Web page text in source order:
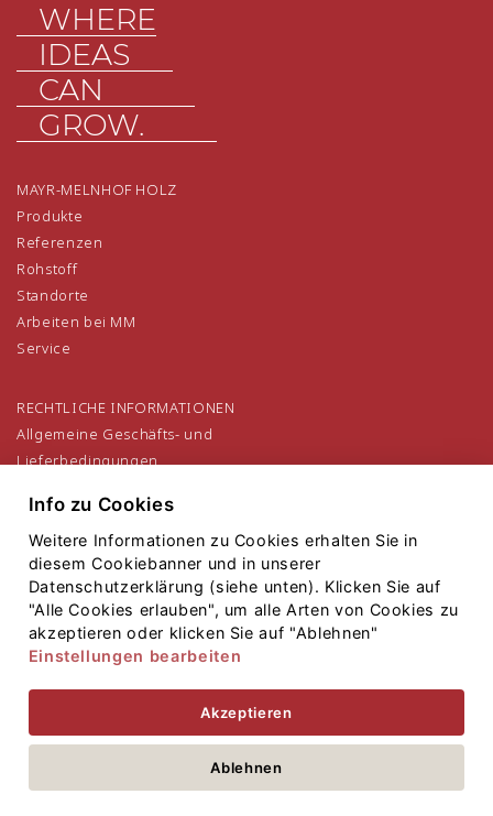
WHERE
IDEAS
CAN
GROW.
MAYR-MELNHOF HOLZ
Produkte
Referenzen
Rohstoff
Standorte
Arbeiten bei MM
Service
RECHTLICHE INFORMATIONEN
Allgemeine Geschäfts- und
Lieferbedingungen
Datenschutzerklärung
Impressum
Copyright 2021
Mayr-Melnhof Holz Holding AG
Info zu Cookies
Weitere Informationen zu Cookies erhalten Sie in
diesem Cookiebanner und in unserer
Datenschutzerklärung (siehe unten). Klicken Sie auf
"Alle Cookies erlauben", um alle Arten von Cookies zu
akzeptieren oder klicken Sie auf "Ablehnen"
Einstellungen bearbeiten
Akzeptieren
Ablehnen